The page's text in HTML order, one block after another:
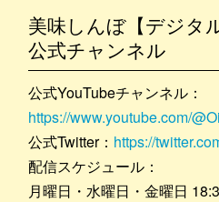
美味しんぼ【デジタ
公式チャンネル
公式YouTubeチャンネル：
https://www.youtube.com/
公式Twitter： https://
配信スケジュール：
月曜日・水曜日・金曜日